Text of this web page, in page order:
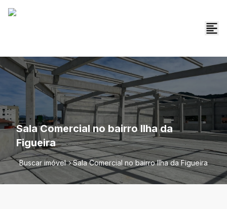
Sala Comercial no bairro Ilha da
Figueira
Buscar imóvel Sala Comercial no bairro Ilha da Figueira